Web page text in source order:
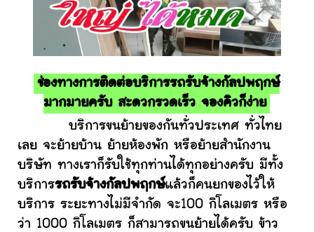
ช่องทางการติดต่อบริการรถรับจ้างกัลปพฤกษ์
มากมายครับ สะดวกรวดเร็ว จองคิวก็ง่าย
บริการขนย้ายของกันทั่วประเทศ ทั่วไทย
เลย จะย้ายบ้าน ย้ายห้องพัก หรือย้ายสำนักงาน
บริษัท ทางเราก็รับใช้ทุกท่านได้ทุกอย่างครับ มีทั้ง
บริการรถรับจ้างกัลปพฤกษ์แล้วก็คนยกของไว้ให้
บริการ ระยะทางไม่มีจำกัด จะ100 กิโลเมตร หรือ
ว่า 1000 กิโลเมตร ก็สามารถขนย้ายได้ครับ ข้าว